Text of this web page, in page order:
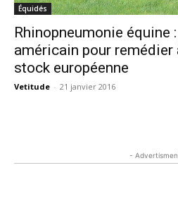
Équidés
Rhinopneumonie équine
américain pour remédier
stock européenne
Vetitude - 21 janvier 2016
-